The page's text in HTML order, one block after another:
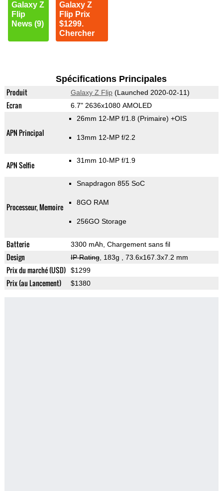
Galaxy Z
Flip
News (9)
Galaxy Z
Flip Prix
$1299.
Chercher
Spécifications Principales
Produit Galaxy Z Flip(Launched 2020-02-11)
Ecran 6.7" 2636x1080 AMOLED
APN Principal
26mm 12-MP f/1.8 (Primaire) +OIS
13mm 12-MP f/2.2
APN Selfie 31mm 10-MP f/1.9
Processeur, Memoire
Snapdragon 855 SoC
8GO RAM
256GO Storage
Batterie 3300 mAh, Chargement sans fil
Design IP Rating, 183g , 73.6x167.3x7.2 mm
Prix du marché (USD) $1299
Prix (au Lancement) $1380